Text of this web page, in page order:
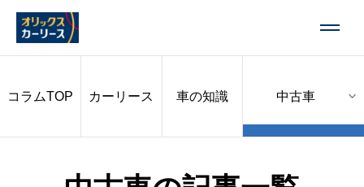
コラムTOP カーリース 車の知識